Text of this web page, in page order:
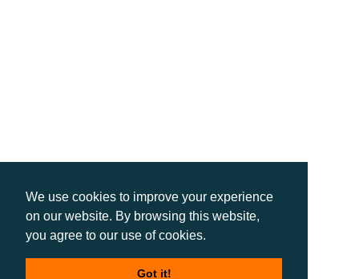
We use cookies to improve your experience
on our website. By browsing this website,
you agree to our use of cookies.
Got it!